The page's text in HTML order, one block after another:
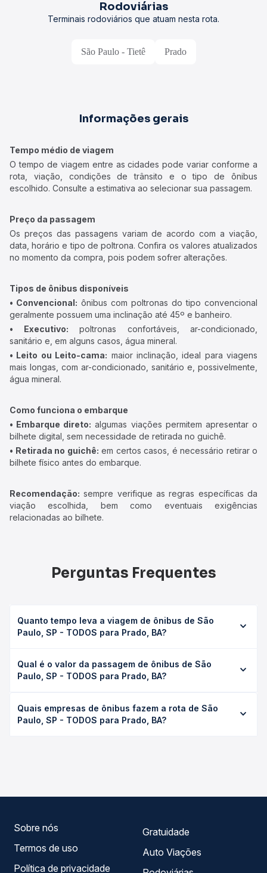
Rodoviárias
Terminais rodoviários que atuam nesta rota.
São Paulo - Tietê Prado
Informações gerais
Tempo médio de viagem
O tempo de viagem entre as cidades pode variar conforme a
rota, viação, condições de trânsito e o tipo de ônibus
escolhido. Consulte a estimativa ao selecionar sua passagem.
Preço da passagem
Os preços das passagens variam de acordo com a viação,
data, horário e tipo de poltrona. Confira os valores atualizados
no momento da compra, pois podem sofrer alterações.
Tipos de ônibus disponíveis
• Convencional: ônibus com poltronas do tipo convencional
geralmente possuem uma inclinação até 45º e banheiro.
• Executivo: poltronas confortáveis, ar-condicionado,
sanitário e, em alguns casos, água mineral.
• Leito ou Leito-cama: maior inclinação, ideal para viagens
mais longas, com ar-condicionado, sanitário e, possivelmente,
água mineral.
Como funciona o embarque
• Embarque direto: algumas viações permitem apresentar o
bilhete digital, sem necessidade de retirada no guichê.
• Retirada no guichê: em certos casos, é necessário retirar o
bilhete físico antes do embarque.
Recomendação: sempre verifique as regras específicas da
viação escolhida, bem como eventuais exigências
relacionadas ao bilhete.
Perguntas Frequentes
Quanto tempo leva a viagem de ônibus de São
Paulo, SP - TODOS para Prado, BA?
Prado, BA leva em média 25h 32min, podendo variar
conforme a viação, o tipo de serviço (convencional,
duração exata de cada opção na data desejada.
Qual é o valor da passagem de ônibus de São
Paulo, SP - TODOS para Prado, BA?
TODOS para Prado, BA custa em média R$ 344,78 e varia
conforme a data da viagem, a empresa, o tipo de poltrona
Quais empresas de ônibus fazem a rota de São
Paulo, SP - TODOS para Prado, BA?
Sobre nós
Termos de uso
Política de privacidade
Gratuidade
Auto Viações